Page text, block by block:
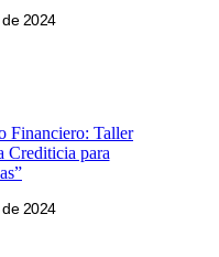
2024
Financiero: Taller
Crediticia para
2024